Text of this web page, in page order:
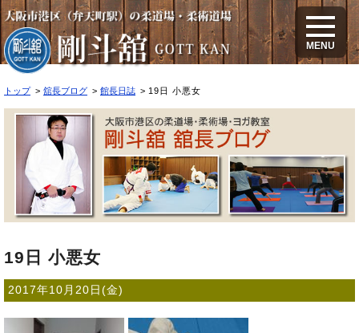
19日 小悪女
MENU
トップ 舘長ブログ 館長日誌 19日 小悪女
19日 小悪女
2017年10月20日(金)